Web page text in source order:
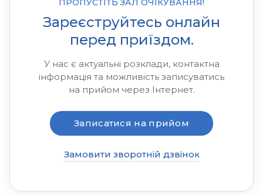
ПРОПУСТІТЬ ЗАЛ ОЧІКУВАННЯ!
Зареєструйтесь онлайн
перед приїздом.
У нас є актуальні розклади, контактна
інформація та можливість записуватись
на прийом через Інтернет.
Записатися на прийом
Замовити зворотній дзвінок